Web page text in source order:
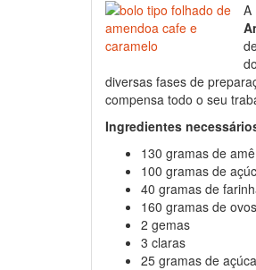
A
diversas fases de
compensa todo o seu
Ingredientes
130 gramas de
100 gramas de
40 gramas de
160 gramas de ovos
2 gemas
3 claras
25 gramas de